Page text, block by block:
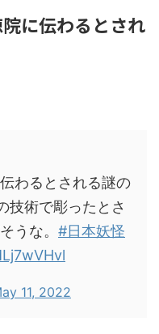
に伝わるとされ
わるとされる謎の
技術で彫ったとさ
うな。 #日本妖怪
11, 2022